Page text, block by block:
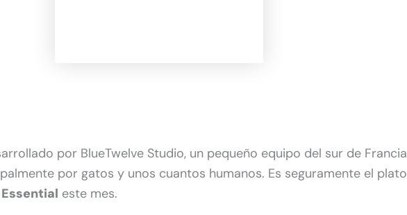
por BlueTwelve Studio, un pequeño equipo del sur de Francia
por gatos y unos cuantos humanos. Es seguramente el plato
Essential este mes.